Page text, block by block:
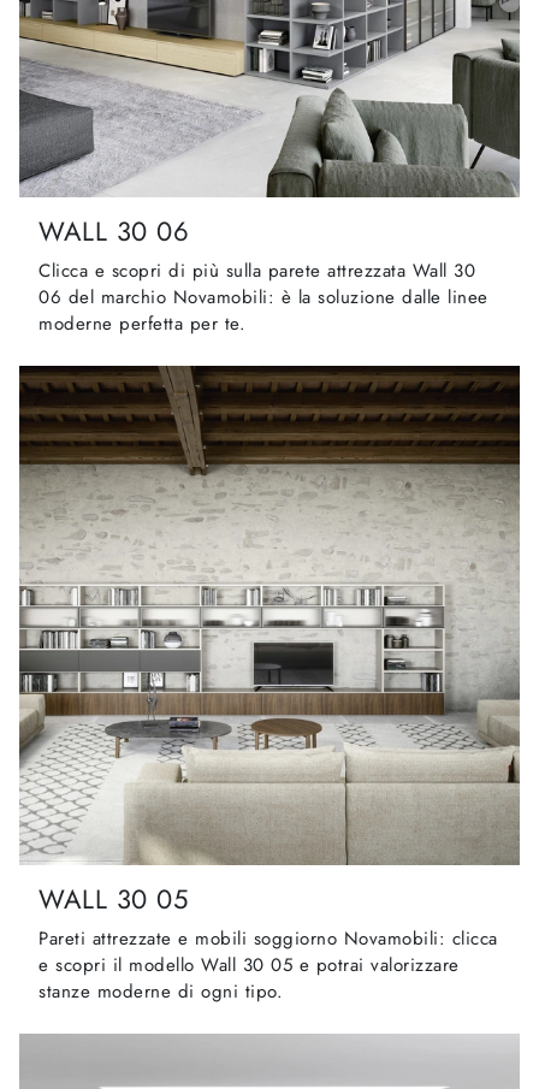
WALL 30 06
Clicca e scopri di più sulla parete attrezzata Wall 30
06 del marchio Novamobili: è la soluzione dalle linee
moderne perfetta per te.
WALL 30 05
Pareti attrezzate e mobili soggiorno Novamobili: clicca
e scopri il modello Wall 30 05 e potrai valorizzare
stanze moderne di ogni tipo.